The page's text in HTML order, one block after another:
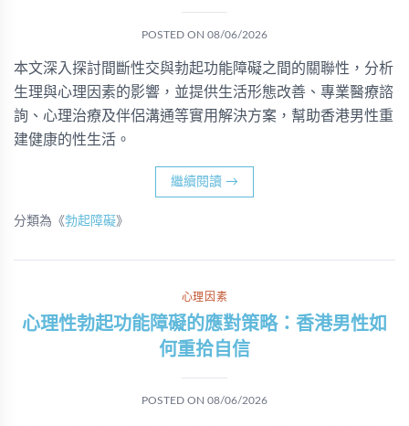
POSTED ON 08/06/2026
本文深入探討間斷性交與勃起功能障礙之間的關聯性，分析
生理與心理因素的影響，並提供生活形態改善、專業醫療諮
詢、心理治療及伴侶溝通等實用解決方案，幫助香港男性重
建健康的性生活。
繼續閱讀 →
分類為《勃起障礙》
心理因素
心理性勃起功能障礙的應對策略：香港男性如
何重拾自信
POSTED ON 08/06/2026